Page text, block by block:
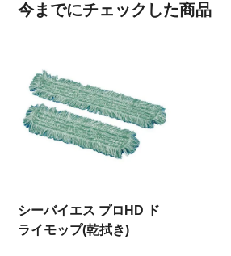
今までにチェックした商品
シーバイエス プロHD ド
ライモップ(乾拭き)